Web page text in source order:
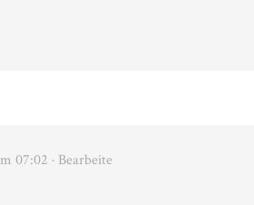
07:02 · Bearbeite